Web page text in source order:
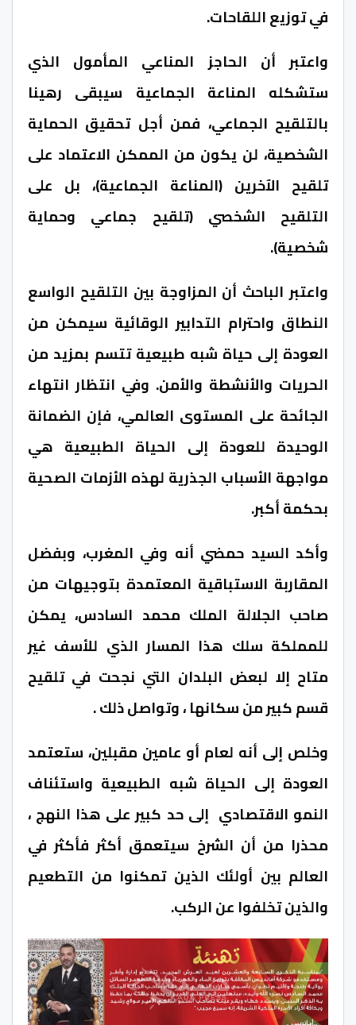
في توزيع اللقاحات.
واعتبر أن الحاجز المناعي المأمول الذي
ستشكله المناعة الجماعية سيبقى رهينا
بالتلقيح الجماعي، فمن أجل تحقيق الحماية
الشخصية، لن يكون من الممكن الاعتماد على
تلقيح الآخرين (المناعة الجماعية)، بل على
التلقيح الشخصي (تلقيح جماعي وحماية
شخصية).
واعتبر الباحث أن المزاوجة بين التلقيح الواسع
النطاق واحترام التدابير الوقائية سيمكن من
العودة إلى حياة شبه طبيعية تتسم بمزيد من
الحريات والأنشطة والأمن. وفي انتظار انتهاء
الجائحة على المستوى العالمي، فإن الضمانة
الوحيدة للعودة إلى الحياة الطبيعية هي
مواجهة الأسباب الجذرية لهذه الأزمات الصحية
بحكمة أكبر.
وأكد السيد حمضي أنه وفي المغرب، وبفضل
المقاربة الاستباقية المعتمدة بتوجيهات من
صاحب الجلالة الملك محمد السادس، يمكن
للمملكة سلك هذا المسار الذي للأسف غير
متاح إلا لبعض البلدان التي نجحت في تلقيح
قسم كبير من سكانها ، وتواصل ذلك .
وخلص إلى أنه لعام أو عامين مقبلين، ستعتمد
العودة إلى الحياة شبه الطبيعية واستئناف
النمو الاقتصادي إلى حد كبير على هذا النهج ،
محذرا من أن الشرخ سيتعمق أكثر فأكثر في
العالم بين أولئك الذين تمكنوا من التطعيم
والذين تخلفوا عن الركب.